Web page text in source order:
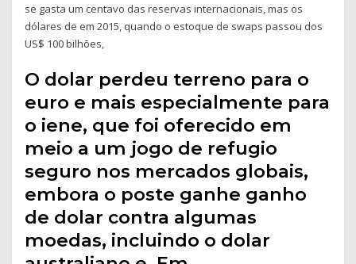
se gasta um centavo das reservas internacionais, mas os
dólares de em 2015, quando o estoque de swaps passou dos
US$ 100 bilhões,
O dolar perdeu terreno para o
euro e mais especialmente para
o iene, que foi oferecido em
meio a um jogo de refugio
seguro nos mercados globais,
embora o poste ganhe ganho
de dolar contra algumas
moedas, incluindo o dolar